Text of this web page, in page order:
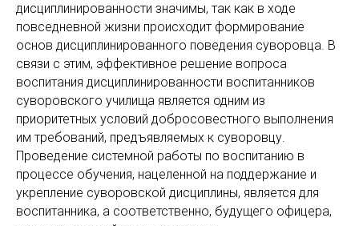
дисциплинированности значимы, так как в ходе
повседневной жизни происходит формирование
основ дисциплинированного поведения суворовца. В
связи с этим, эффективное решение вопроса
воспитания дисциплинированности воспитанников
суворовского училища является одним из
приоритетных условий добросовестного выполнения
им требований, предъявляемых к суворовцу.
Проведение системной работы по воспитанию в
процессе обучения, нацеленной на поддержание и
укрепление суворовской дисциплины, является для
воспитанника, а соответственно, будущего офицера,